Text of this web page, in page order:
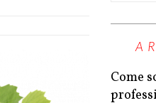
Come